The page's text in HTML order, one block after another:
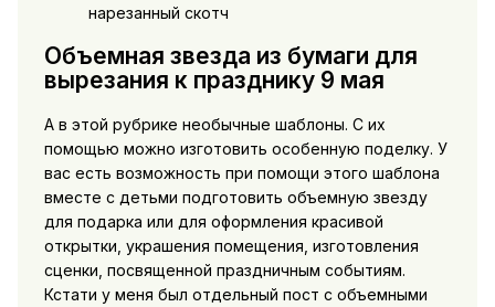
нарезанный скотч
Объемная звезда из бумаги для
вырезания к празднику 9 мая
А в этой рубрике необычные шаблоны. С их
помощью можно изготовить особенную поделку. У
вас есть возможность при помощи этого шаблона
вместе с детьми подготовить объемную звезду
для подарка или для оформления красивой
открытки, украшения помещения, изготовления
сценки, посвященной праздничным событиям.
Кстати у меня был отдельный пост с объемными